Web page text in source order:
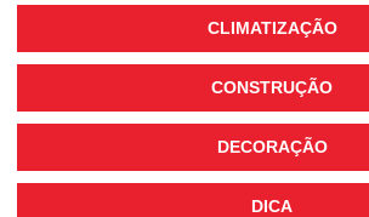
CLIMATIZAÇÃO
CONSTRUÇÃO
DECORAÇÃO
DICA